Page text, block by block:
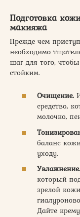
Подготовка
макияжа
Прежде чем
необходимо
шаг для того, чтобы
стойким.
Очищение.
средство,
молочко,
баланс
уходу.
Увлажнение.
который
зрелой
Дайте